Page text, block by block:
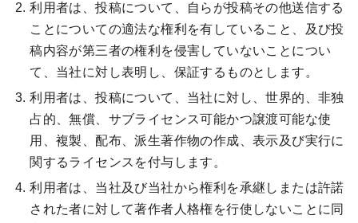
利用者は、投稿について、自らが投稿その他送信する
ことについての適法な権利を有していること、及び投
稿内容が第三者の権利を侵害していないことについ
て、当社に対し表明し、保証するものとします。
利用者は、投稿について、当社に対し、世界的、非独
占的、無償、サブライセンス可能かつ譲渡可能な使
用、複製、配布、派生著作物の作成、表示及び実行に
関するライセンスを付与します。
利用者は、当社及び当社から権利を承継しまたは許諾
された者に対して著作者人格権を行使しないことに同